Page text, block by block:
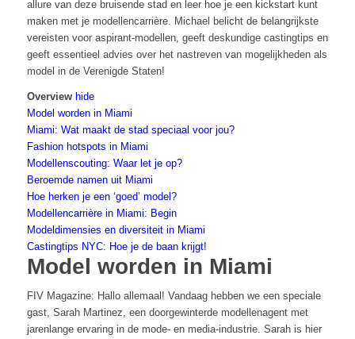
allure van deze bruisende stad en leer hoe je een kickstart kunt
maken met je modellencarrière. Michael belicht de belangrijkste
vereisten voor aspirant-modellen, geeft deskundige castingtips en
geeft essentieel advies over het nastreven van mogelijkheden als
model in de Verenigde Staten!
Overview hide
Model worden in Miami
Miami: Wat maakt de stad speciaal voor jou?
Fashion hotspots in Miami
Modellenscouting: Waar let je op?
Beroemde namen uit Miami
Hoe herken je een ‘goed’ model?
Modellencarrière in Miami: Begin
Modeldimensies en diversiteit in Miami
Castingtips NYC: Hoe je de baan krijgt!
Model worden in Miami
FIV Magazine: Hallo allemaal! Vandaag hebben we een speciale
gast, Sarah Martinez, een doorgewinterde modellenagent met
jarenlange ervaring in de mode- en media-industrie. Sarah is hier